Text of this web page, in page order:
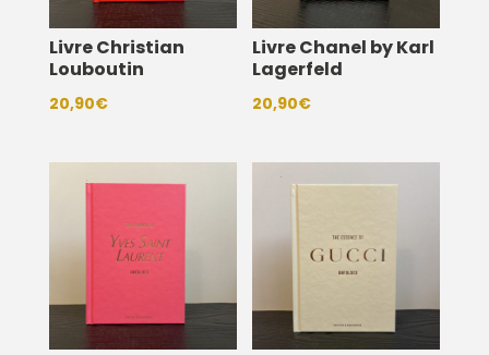
Livre Christian
Louboutin
20,90€
Livre Chanel by Karl
Lagerfeld
20,90€